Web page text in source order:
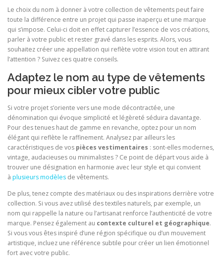
Le choix du nom à donner à votre collection de vêtements peut faire
toute la différence entre un projet qui passe inaperçu et une marque
qui s’impose. Celui-ci doit en effet capturer l’essence de vos créations,
parler à votre public et rester gravé dans les esprits. Alors, vous
souhaitez créer une appellation qui reflète votre vision tout en attirant
l’attention ? Suivez ces quatre conseils.
Adaptez le nom au type de vêtements
pour mieux cibler votre public
Si votre projet s’oriente vers une mode décontractée, une
dénomination qui évoque simplicité et légèreté séduira davantage.
Pour des tenues haut de gamme en revanche, optez pour un nom
élégant qui reflète le raffinement. Analysez par ailleurs les
caractéristiques de vos pièces vestimentaires : sont-elles modernes,
vintage, audacieuses ou minimalistes ? Ce point de départ vous aide à
trouver une désignation en harmonie avec leur style et qui convient
à plusieurs modèles de vêtements.
De plus, tenez compte des matériaux ou des inspirations derrière votre
collection. Si vous avez utilisé des textiles naturels, par exemple, un
nom qui rappelle la nature ou l’artisanat renforce l’authenticité de votre
marque. Pensez également au contexte culturel et géographique.
Si vous vous êtes inspiré d’une région spécifique ou d’un mouvement
artistique, incluez une référence subtile pour créer un lien émotionnel
fort avec votre public.